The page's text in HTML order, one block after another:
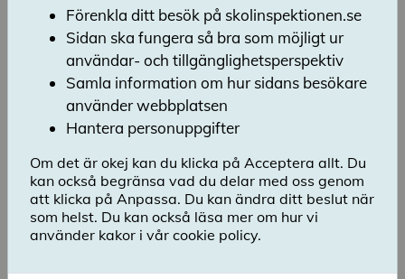
Lyssna
Under 2020 inkom det 3 876 anmälningar till
Skolinspektionen och Barn- och elevombudet
(BEO). Det är en minskning med 16 procent
jämfört med 2019. Det är andra året i rad
sedan Skolinspektionen bildades som antalet
inkomna anmälningar minskade.
Ladda ner publikation
Under 2020 har Skolinspektionen och BEO fattat
beslut om 4 190 anmälningar. Dessa kan även ha
procent av dessa anmälningar, vilket är en lägre
Förenkla ditt besök på skolinspektionen.se
Sidan ska fungera så bra som möjligt ur
användar- och tillgänglighetsperspektiv
Samla information om hur sidans besökare
använder webbplatsen
Hantera personuppgifter
Om det är okej kan du klicka på Acceptera allt. Du
kan också begränsa vad du delar med oss genom
att klicka på Anpassa. Du kan ändra ditt beslut när
som helst. Du kan också läsa mer om hur vi
använder kakor i vår cookie policy.